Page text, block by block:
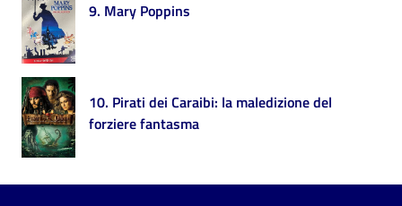
9. Mary Poppins
10. Pirati dei Caraibi: la maledizione del
forziere fantasma